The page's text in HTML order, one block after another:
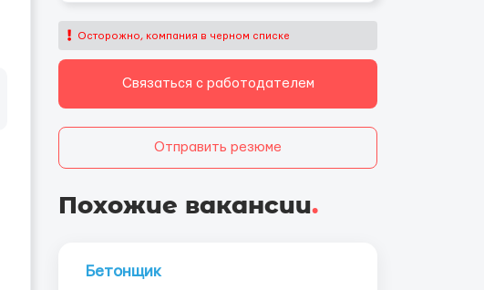
Осторожно, компания в черном списке
Связаться с работодателем
Отправить резюме
Похожие вакансии.
Бетонщик